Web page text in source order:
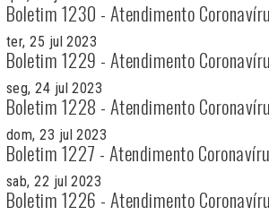
Boletim 1230 - Atendimento
ter, 25 jul 2023
Boletim 1229 - Atendimento
seg, 24 jul 2023
Boletim 1228 - Atendimento
dom, 23 jul 2023
Boletim 1227 - Atendimento
sab, 22 jul 2023
Boletim 1226 - Atendimento